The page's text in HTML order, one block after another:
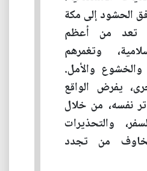
الحشود إلى مكة
تعد من أعظم
وتغمرهم
والأمل.
يفرض الواقع
نفسه، من خلال
والتحذيرات
من تجدد